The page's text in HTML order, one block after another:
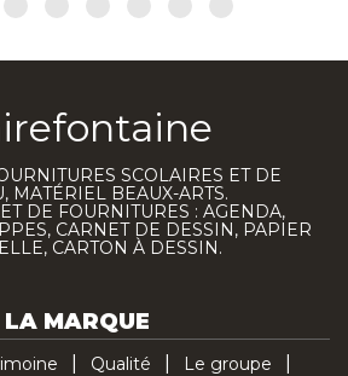
SCOLAIRES ET DE
MATÉRIEL BEAUX-ARTS.
DE FOURNITURES : AGENDA,
CARNET DE DESSIN, PAPIER
CARTON À DESSIN.
LA MARQUE
Qualité
Le groupe